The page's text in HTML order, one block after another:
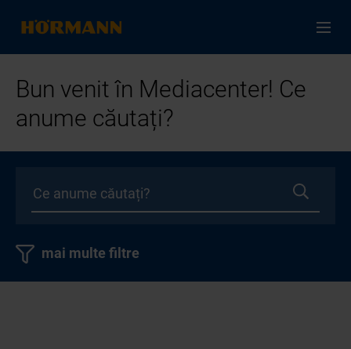
Bun venit în Mediacenter! Ce
anume căutați?
mai multe filtre